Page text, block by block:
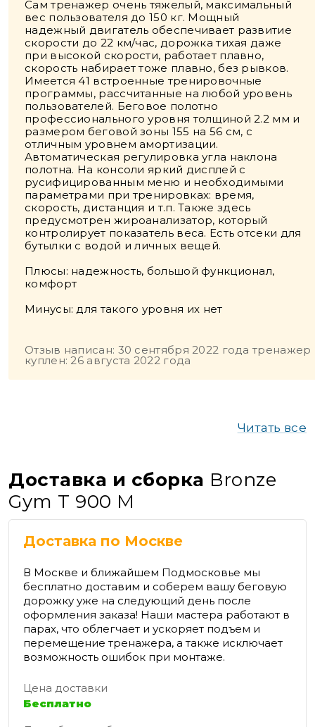
Сам тренажер очень тяжелый, максимальный
вес пользователя до 150 кг. Мощный
надежный двигатель обеспечивает развитие
скорости до 22 км/час, дорожка тихая даже
при высокой скорости, работает плавно,
скорость набирает тоже плавно, без рывков.
Имеется 41 встроенные тренировочные
программы, рассчитанные на любой уровень
пользователей. Беговое полотно
профессионального уровня толщиной 2.2 мм и
размером беговой зоны 155 на 56 cм, с
отличным уровнем амортизации.
Автоматическая регулировка угла наклона
полотна. На консоли яркий дисплей с
русифицированным меню и необходимыми
параметрами при тренировках: время,
скорость, дистанция и т.п. Также здесь
предусмотрен жироанализатор, который
контролирует показатель веса. Есть отсеки для
бутылки с водой и личных вещей.
Плюсы: надежность, большой функционал,
комфорт
Минусы: для такого уровня их нет
Отзыв написан: 30 сентября 2022 года тренажер
куплен: 26 августа 2022 года
Читать все
Доставка и сборка Bronze
Gym T 900 M
Доставка по Москве
В Москве и ближайшем Подмосковье мы
бесплатно доставим и соберем вашу беговую
дорожку уже на следующий день после
оформления заказа! Наши мастера работают в
парах, что облегчает и ускоряет подъем и
перемещение тренажера, а также исключает
возможность ошибок при монтаже.
Цена доставки
Бесплатно